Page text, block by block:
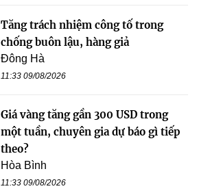
Tăng trách nhiệm công tố trong
chống buôn lậu, hàng giả
Đông Hà
11:33 09/08/2026
Giá vàng tăng gần 300 USD trong
một tuần, chuyên gia dự báo gì tiếp
theo?
Hòa Bình
11:33 09/08/2026